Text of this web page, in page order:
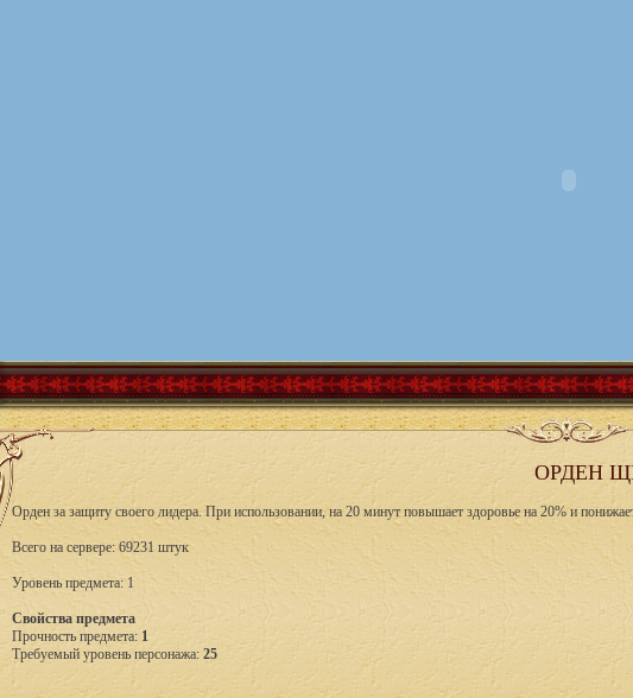
ОРДЕН
Орден за защиту своего лидера. При использовании, на 20 минут повышает здоровье на 20% и
Всего на сервере: 69231 штук
Уровень предмета: 1
Свойства предмета
Прочность предмета: 1
Требуемый уровень персонажа: 25